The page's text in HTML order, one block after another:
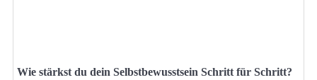
Wie stärkst du dein Selbstbewusstsein Schritt für Schritt?